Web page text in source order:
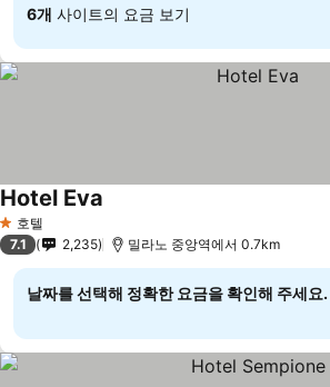
6개 사이트의 요금 보기
1 성급
호텔
Hotel Eva
7.1 2,235 밀라노 중앙역에서 0.7km
날짜를 선택해 정확한 요금을 확인해 주세요.